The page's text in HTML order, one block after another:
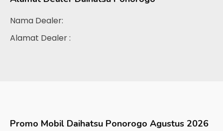
Nama Dealer:
Alamat Dealer :
Promo Mobil Daihatsu Ponorogo Agustus 2026